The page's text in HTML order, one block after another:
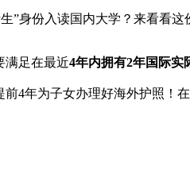
满足在最近4年内拥有2年国际实
4年为子女办理好海外护照